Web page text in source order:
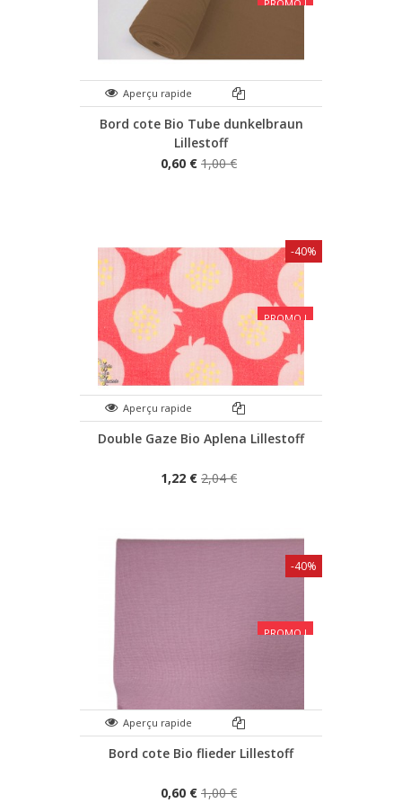
PROMO !
Aperçu rapide
Bord cote Bio Tube dunkelbraun
Lillestoff
0,60 € 1,00 €
PROMO !
Aperçu rapide
Double Gaze Bio Aplena Lillestoff
1,22 € 2,04 €
-40%
PROMO !
Aperçu rapide
Bord cote Bio flieder Lillestoff
0,60 € 1,00 €
-40%